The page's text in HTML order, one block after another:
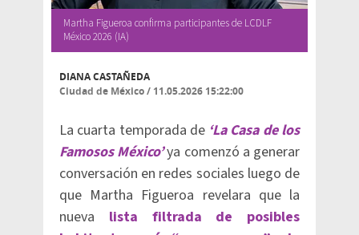
Martha Figueroa confirma participantes de LCDLF
México 2026 (IA)
DIANA CASTAÑEDA
Ciudad de México/ 11.05.2026 15:22:00
La cuarta temporada de ‘La Casa de los
Famosos México’ya comenzó a generar
conversación en redes sociales luego de
que Martha Figueroa revelara que la
nueva lista filtrada de posibles